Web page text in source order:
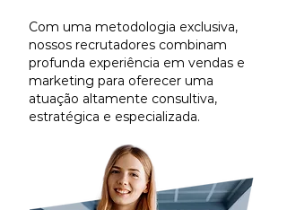
Com uma metodologia exclusiva,
nossos recrutadores combinam
profunda experiência em vendas e
marketing para oferecer uma
atuação altamente consultiva,
estratégica e especializada.